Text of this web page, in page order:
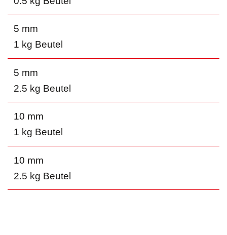
5 mm
1 kg Beutel
5 mm
2.5 kg Beutel
10 mm
1 kg Beutel
10 mm
2.5 kg Beutel